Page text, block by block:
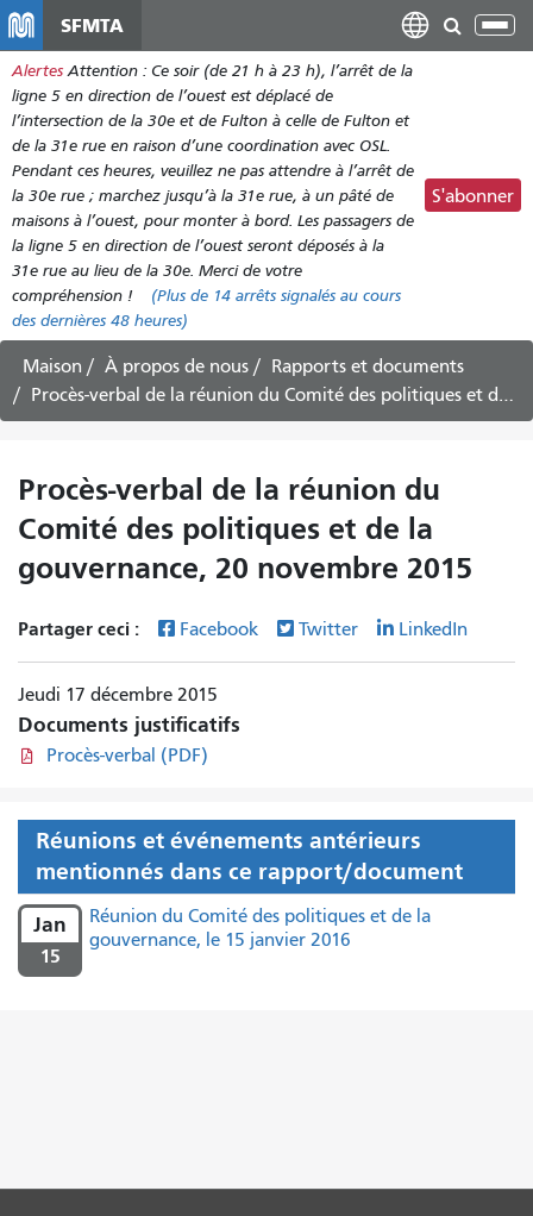
contenu
principal
SFMTA
Alertes Attention : Ce soir (de 21 h à 23 h), l’arrêt de la
ligne 5 en direction de l’ouest est déplacé de
l’intersection de la 30e et de Fulton à celle de Fulton et
de la 31e rue en raison d’une coordination avec OSL.
Pendant ces heures, veuillez ne pas attendre à l’arrêt de
la 30e rue ; marchez jusqu’à la 31e rue, à un pâté de
maisons à l’ouest, pour monter à bord. Les passagers de
la ligne 5 en direction de l’ouest seront déposés à la
31e rue au lieu de la 30e. Merci de votre
compréhension !
(Plus de 14 arrêts signalés au cours
des dernières 48 heures)
S'abonner
Maison À propos de nous
Rapports et documents
Procès-verbal de la réunion du Comité des politiques et de la gouvernance, 20 novembre 2015
Procès-verbal de la réunion du
Comité des politiques et de la
gouvernance, 20 novembre 2015
Partager ceci : Facebook Twitter LinkedIn
Jeudi 17 décembre 2015
Documents justificatifs
Procès-verbal (PDF)
Réunions et événements antérieurs
mentionnés dans ce rapport/document
Jan
15
Réunion du Comité des politiques et de la
gouvernance, le 15 janvier 2016